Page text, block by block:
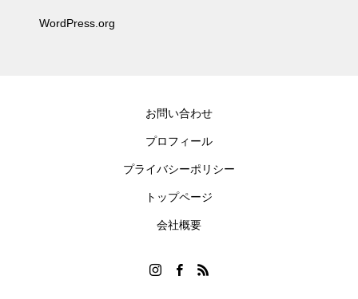
WordPress.org
お問い合わせ
プロフィール
プライバシーポリシー
トップページ
会社概要